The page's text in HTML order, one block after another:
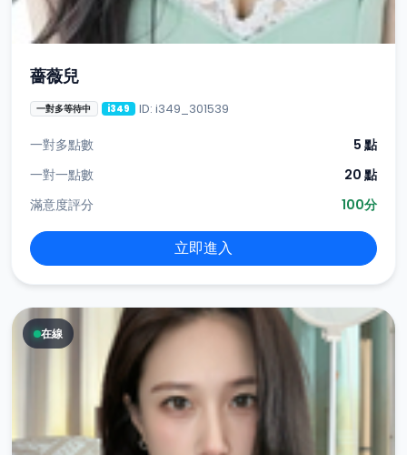
薔薇兒
一對多等待中 i349 ID: i349_301539
一對多點數
5 點
一對一點數
20 點
滿意度評分
100分
立即進入
在線